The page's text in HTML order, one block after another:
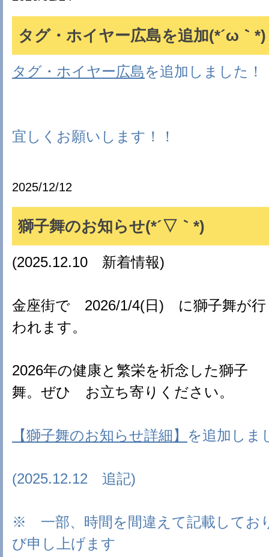
タグ・ホイヤー広島を追加(*´ω｀*)
タグ・ホイヤー広島を追加しました！
宜しくお願いします！！
2025/12/12
獅子舞のお知らせ(*´▽｀*)
(2025.12.10 新着情報)
金座街で 2026/1/4(日) に獅子舞が行
われます。
2026年の健康と繁栄を祈念した獅子
舞。ぜひ お立ち寄りください。
【獅子舞のお知らせ詳細】 を追加しま
(2025.12.12 追記)
※ 一部、時間を間違えて記載してお
び申し上げます